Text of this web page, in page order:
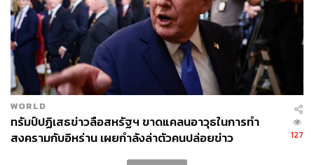
มีประสิทธิภาพมากที่สุดควรไปอยู่ในเซ็กเตอร์อื่นๆ เรื่องนี้ ผม
ได้ประเด็นมาจาก American Factory ซึ่งเป็นสารคดีใน
Netflix ที่ได้รับรางวัลออสการ์ ผลิตโดยบริษัทของอดีต
ประธานาธิบดีของสหรัฐอเมริกาอย่าง บารัก โอบามา และ มิ
เชล โอบามา
เนื้อหาหลักเป็นการนำเสนอการต่อสู้ดิ้นรนของโรงงาน
รถยนต์เชฟโรเลตที่รัฐโอไฮโอ Key Takeaway คือ แรงงาน
อเมริกันไม่เหมาะกับการทำงานในโรงงาน (อย่างน้อยก็ใน
กรณีของโรงงานรถยนต์) ทั้งในเรื่องของความต่อเนื่องของ
WORLD
ทรัมป์ปฏิเสธข่าวลือสหรัฐฯ ขาดแคลนอาวุธในการทำ
สงครามกับอิหร่าน เผยกำลังล่าตัวคนปล่อยข่าว
127